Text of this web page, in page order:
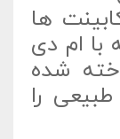
ها
با ام دی
شده
را